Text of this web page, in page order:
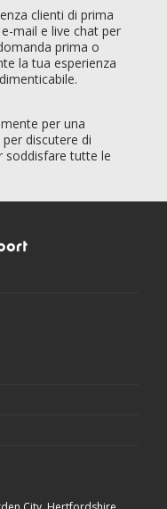
clienti di prima
mail e live chat per
prima o
la tua esperienza
per una
discutere di
soddisfare tutte le